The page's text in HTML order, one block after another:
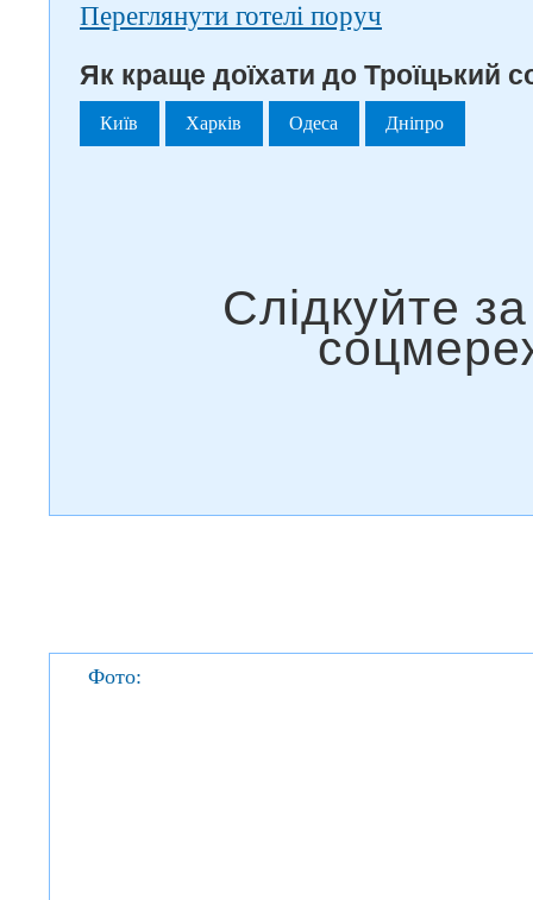
Переглянути готелі поруч
Як краще доїхати до Троїцький
Київ Харків Одеса Дніпро
Фото: